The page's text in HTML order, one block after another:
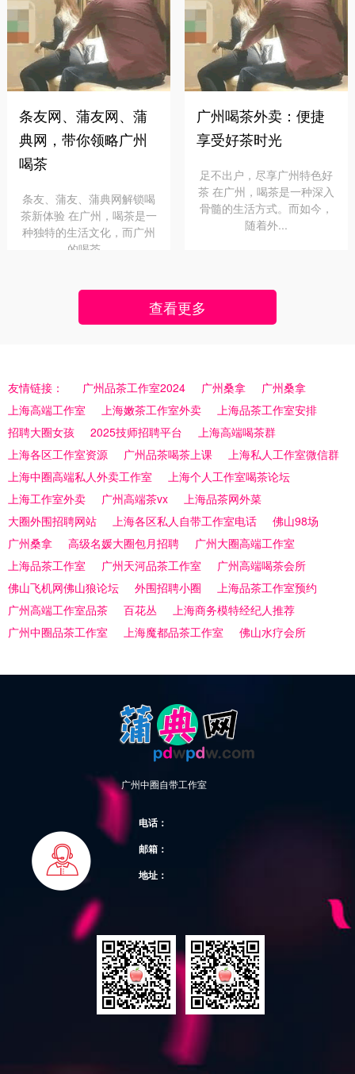
条友网、蒲友网、蒲
典网，带你领略广州
喝茶
条友、蒲友、蒲典网解锁喝
茶新体验 在广州，喝茶是一
种独特的生活文化，而广州
的喝茶...
广州喝茶外卖：便捷
享受好茶时光
足不出户，尽享广州特色好
茶 在广州，喝茶是一种深入
骨髓的生活方式。而如今，
随着外...
查看更多
友情链接： 广州品茶工作室2024 广州桑拿
广州桑拿
上海高端工作室
上海嫩茶工作室外卖
上海品茶工作室安排
招聘大圈女孩
2025技师招聘平台
上海高端喝茶群
上海各区工作室资源
广州品茶喝茶上课
上海私人工作室微信群
上海中圈高端私人外卖工作室
上海个人工作室喝茶论坛
上海工作室外卖
广州高端茶vx
上海品茶网外菜
大圈外围招聘网站
上海各区私人自带工作室电话
佛山98场
广州桑拿
高级名媛大圈包月招聘
广州大圈高端工作室
上海品茶工作室
广州天河品茶工作室
广州高端喝茶会所
佛山飞机网佛山狼论坛
外围招聘小圈
上海品茶工作室预约
广州高端工作室品茶
百花丛
上海商务模特经纪人推荐
广州中圈品茶工作室
上海魔都品茶工作室 佛山水疗会所
广州中圈自带工作室
电话：
邮箱：
地址：